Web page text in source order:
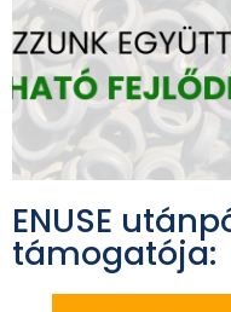
ENUSE
támogatója: